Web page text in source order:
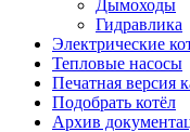
Дымоходы
Гидравлика
Электрические
Тепловые насосы
Печатная версия
Подобрать котёл
Архив